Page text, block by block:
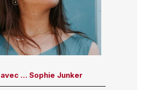
… Sophie Junker